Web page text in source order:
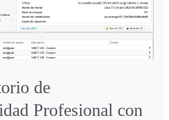
de
Profesional con